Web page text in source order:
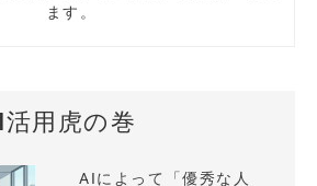
ます。
用虎の巻
AIによって「優秀な人